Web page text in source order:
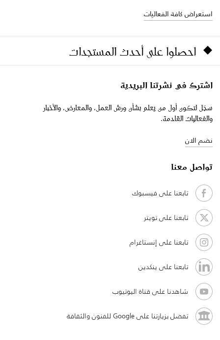
استعراض كافة الفعاليات
احصلوا على أحدث المستجدات
اشترك في نشرتنا البريدية
سجّل لتكون أول من يعلم بشأن ورش العمل، والمعارض، والأخبار
والفعاليات القادمة.
نضم الان
تواصل معنا
تابعنا على فيسبوك
تابعنا على تويتر
تابعنا على إنستاغرام
تابعنا على ينكدين
شاهدنا على قناة اليوتيوب
تفضل بزيارتنا على Google للفنون والثقافة